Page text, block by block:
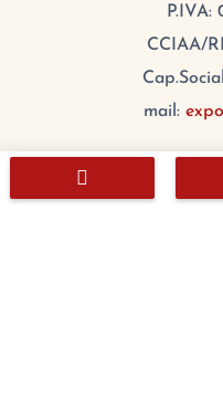
P.IVA:
CCIAA/
mail:
